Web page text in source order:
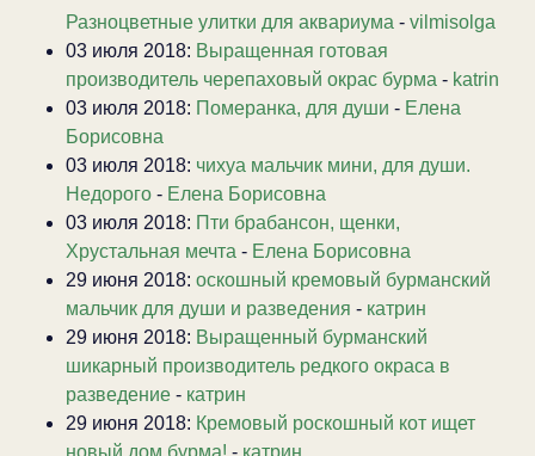
Разноцветные улитки для аквариума - vilmisolga
03 июля 2018: Выращенная готовая
производитель черепаховый окрас бурма - katrin
03 июля 2018: Померанка, для души - Елена
Борисовна
03 июля 2018: чихуа мальчик мини, для души.
Недорого - Елена Борисовна
03 июля 2018: Пти брабансон, щенки,
Хрустальная мечта - Елена Борисовна
29 июня 2018: оскошный кремовый бурманский
мальчик для души и разведения - катрин
29 июня 2018: Выращенный бурманский
шикарный производитель редкого окраса в
разведение - катрин
29 июня 2018: Кремовый роскошный кот ищет
новый дом бурма! - катрин